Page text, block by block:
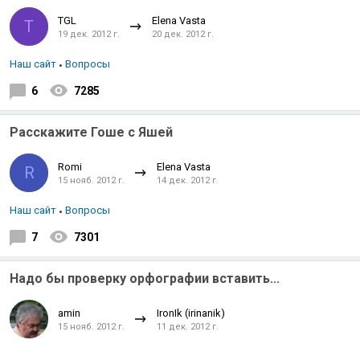
T TGL
19 дек. 2012 г.
Elena Vasta
20 дек. 2012 г.
Наш сайт Вопросы
6 7285
Расскажите Гоше с Яшей
R Romi
15 нояб. 2012 г.
Elena Vasta
14 дек. 2012 г.
Наш сайт Вопросы
7 7301
Надо бы проверку орфографии вставить...
amin
15 нояб. 2012 г.
IronIk (irinanik)
11 дек. 2012 г.